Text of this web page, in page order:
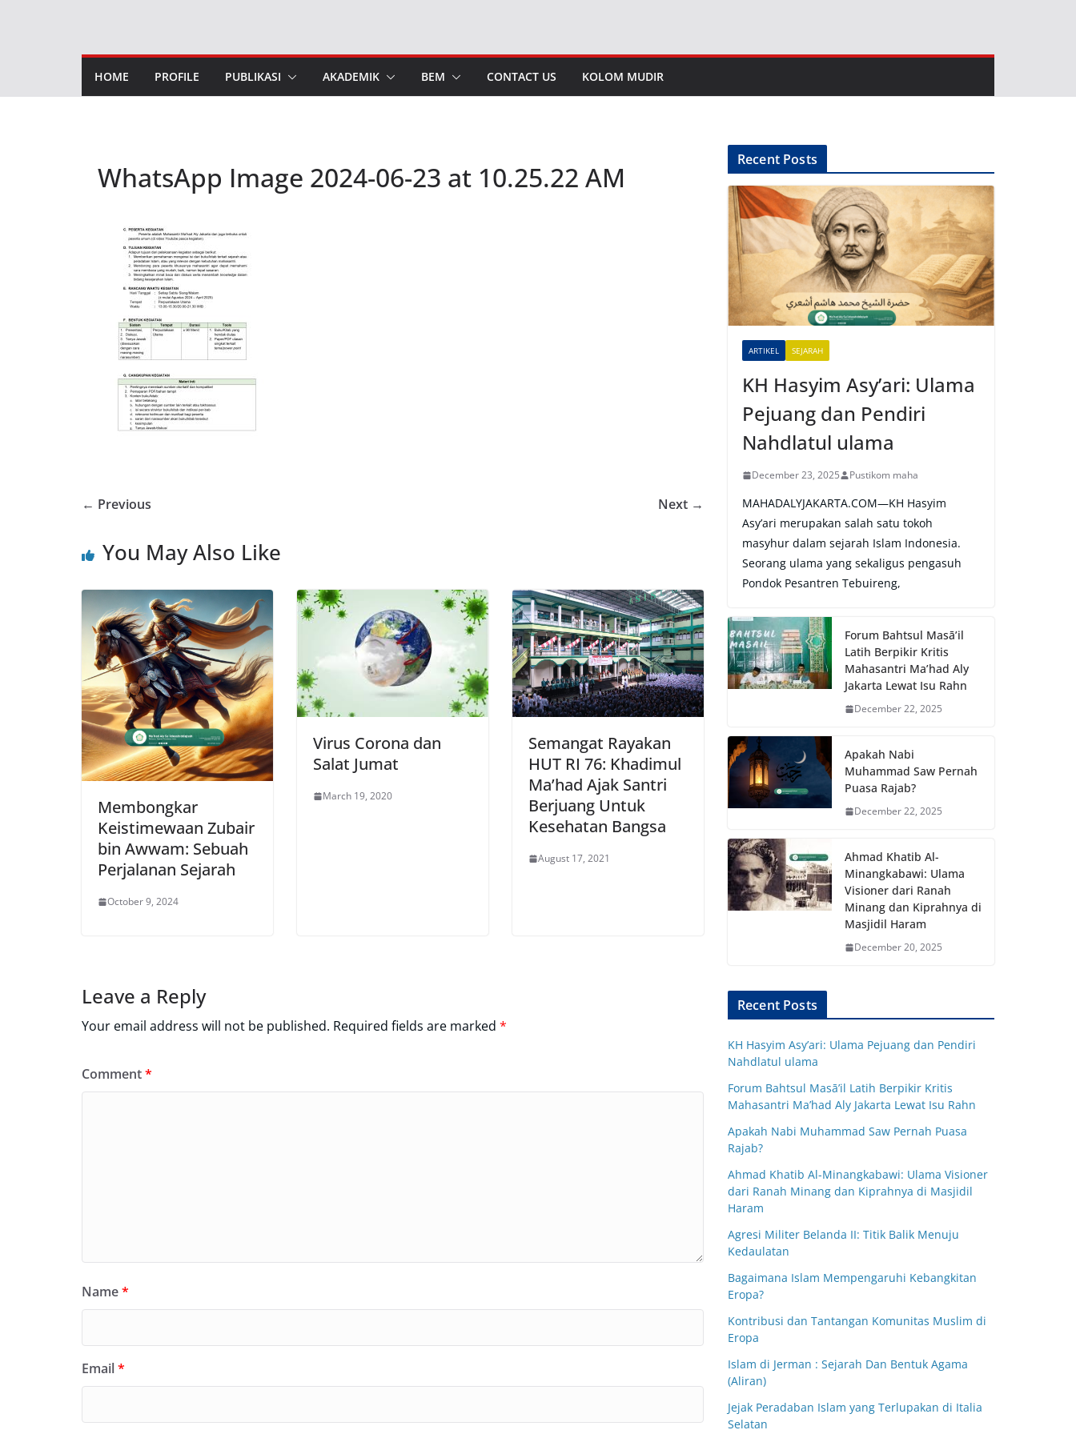
HOME PROFILE PUBLIKASI AKADEMIK BEM CONTACT US KOLOM MUDIR
WhatsApp Image 2024-06-23 at 10.25.22 AM
← Previous Next →
You May Also Like
Membongkar
Keistimewaan Zubair
bin Awwam: Sebuah
Perjalanan Sejarah
October 9, 2024
Virus Corona dan
Salat Jumat
March 19, 2020
Semangat Rayakan
HUT RI 76: Khadimul
Ma’had Ajak Santri
Berjuang Untuk
Kesehatan Bangsa
August 17, 2021
Leave a Reply
Your email address will not be published. Required fields are marked *
Comment*
Name*
Email*
Recent Posts
ARTIKEL SEJARAH
KH Hasyim Asy’ari: Ulama
Pejuang dan Pendiri
Nahdlatul ulama
December 23, 2025 Pustikom maha
MAHADALYJAKARTA.COM—KH Hasyim
Asy’ari merupakan salah satu tokoh
masyhur dalam sejarah Islam Indonesia.
Seorang ulama yang sekaligus pengasuh
Pondok Pesantren Tebuireng,
Forum Bahtsul Masā’il
Latih Berpikir Kritis
Mahasantri Ma’had Aly
Jakarta Lewat Isu Rahn
December 22, 2025
Apakah Nabi
Muhammad Saw Pernah
Puasa Rajab?
December 22, 2025
Ahmad Khatib Al-
Minangkabawi: Ulama
Visioner dari Ranah
Minang dan Kiprahnya di
Masjidil Haram
December 20, 2025
Recent Posts
KH Hasyim Asy’ari: Ulama Pejuang dan Pendiri
Nahdlatul ulama
Forum Bahtsul Masā’il Latih Berpikir Kritis
Mahasantri Ma’had Aly Jakarta Lewat Isu Rahn
Apakah Nabi Muhammad Saw Pernah Puasa
Rajab?
Ahmad Khatib Al-Minangkabawi: Ulama Visioner
dari Ranah Minang dan Kiprahnya di Masjidil
Haram
Agresi Militer Belanda II: Titik Balik Menuju
Kedaulatan
Bagaimana Islam Mempengaruhi Kebangkitan
Eropa?
Kontribusi dan Tantangan Komunitas Muslim di
Eropa
Islam di Jerman : Sejarah Dan Bentuk Agama
(Aliran)
Jejak Peradaban Islam yang Terlupakan di Italia
Selatan